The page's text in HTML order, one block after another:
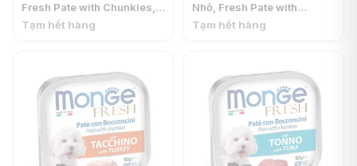
Fresh Pate with Chunkies,
with Chicken (100g) -
Tạm hết hàng
Nhỏ, Fresh Pate with
Chunkies, with Chicken &
Tạm hết hàng